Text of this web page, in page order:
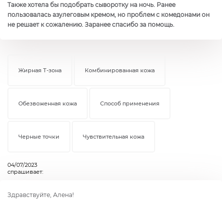
Также хотела бы подобрать сыворотку на ночь. Ранее
пользовалась азулеговым кремом, но проблем с комедонами он
не решает к сожалению. Заранее спасибо за помощь.
Жирная Т-зона Комбинированная кожа
Обезвоженная кожа Способ применения
Черные точки Чувствительная кожа
04/07/2023
спрашивает:
Здравствуйте, Алена!